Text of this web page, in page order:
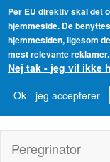
Per EU direktiv skal det
hjemmeside. De
hjemmesiden, ligesom
mest relevante
Nej tak - jeg vil ikke
Ok - jeg accepterer
hovedindhold
Peregrinator